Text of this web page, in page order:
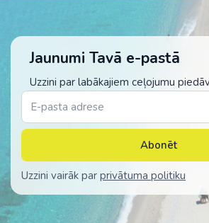
Jaunumi Tavā e-pastā
Uzzini par labākajiem ceļojumu
Abonēt
Uzzini vairāk par privātuma politiku